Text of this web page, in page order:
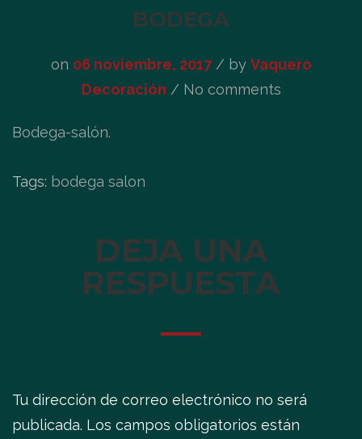
BODEGA
on 06 noviembre, 2017/ by Vaquero
Decoración / No comments
Bodega-salón.
Tags: bodega salon
DEJA UNA
RESPUESTA
Tu dirección de correo electrónico no será
publicada. Los campos obligatorios están